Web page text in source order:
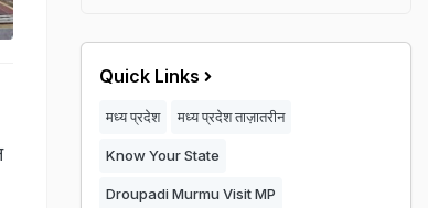
Quick Links
मध्य प्रदेश मध्य प्रदेश ताज़ातरीन
Know Your State
Droupadi Murmu Visit MP